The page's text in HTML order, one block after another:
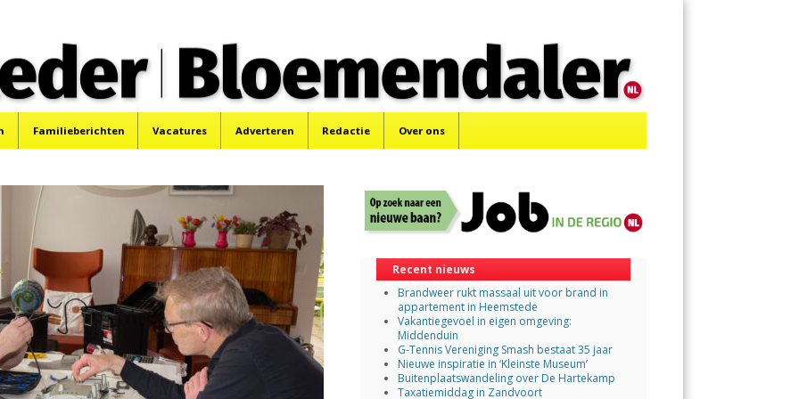
Familieberichten Vacatures Adverteren Redactie Over ons
Recent nieuws
Brandweer rukt massaal uit voor brand in
appartement in Heemstede
Vakantiegevoel in eigen omgeving:
Middenduin
G-Tennis Vereniging Smash bestaat 35 jaar
Nieuwe inspiratie in ‘Kleinste Museum’
Buitenplaatswandeling over De Hartekamp
Taxatiemiddag in Zandvoort